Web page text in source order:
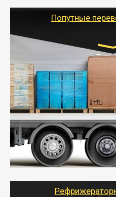
Попутные
Газель (1,5 и 3 тонны),
10
от 5000 руб.
- Экономный способ
другой город - догрузом
грузоперевозки для
дешевле.
- Тайгер Логистик
крупногабаритных и
для погрузочно-